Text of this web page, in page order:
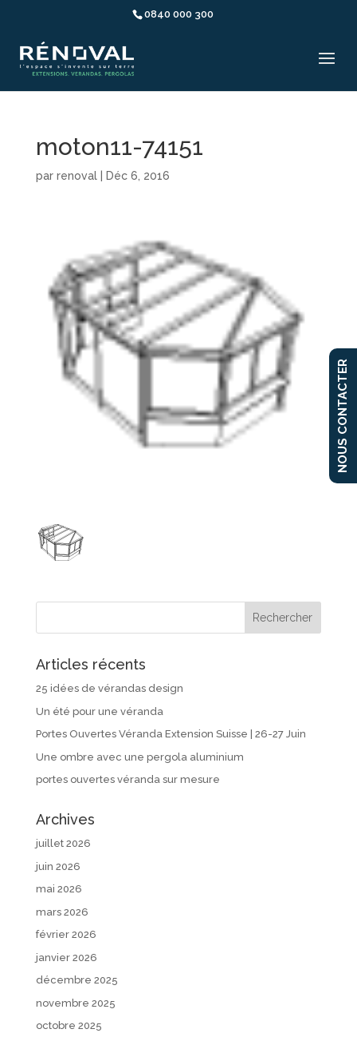
0840 000 300
moton11-74151
par renoval| Déc 6, 2016
Articles récents
25 idées de vérandas design
Un été pour une véranda
Portes Ouvertes Véranda Extension Suisse | 26-27 Juin
Une ombre avec une pergola aluminium
portes ouvertes véranda sur mesure
Archives
juillet 2026
juin 2026
mai 2026
mars 2026
février 2026
janvier 2026
décembre 2025
novembre 2025
octobre 2025
NOUS CONTACTER